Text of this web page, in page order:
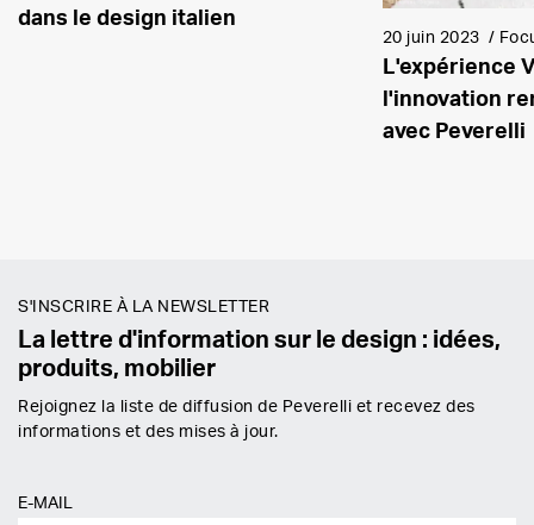
dans le design italien
20 juin 2023 /
L'expérience
l'innovation
avec Peverelli
S'INSCRIRE À LA NEWSLETTER
La lettre d'information sur le design : idées,
produits, mobilier
Rejoignez la liste de diffusion de Peverelli et recevez des
informations et des mises à jour.
E-MAIL